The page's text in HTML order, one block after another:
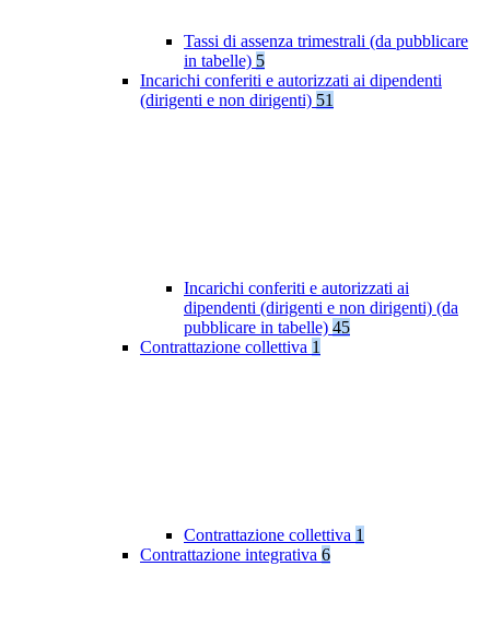
Tassi di assenza trimestrali (da pubblicare
in tabelle) 5
Incarichi conferiti e autorizzati ai dipendenti
(dirigenti e non dirigenti) 51
Incarichi conferiti e autorizzati ai
dipendenti (dirigenti e non dirigenti) (da
pubblicare in tabelle) 45
Contrattazione collettiva 1
Contrattazione collettiva 1
Contrattazione integrativa 6